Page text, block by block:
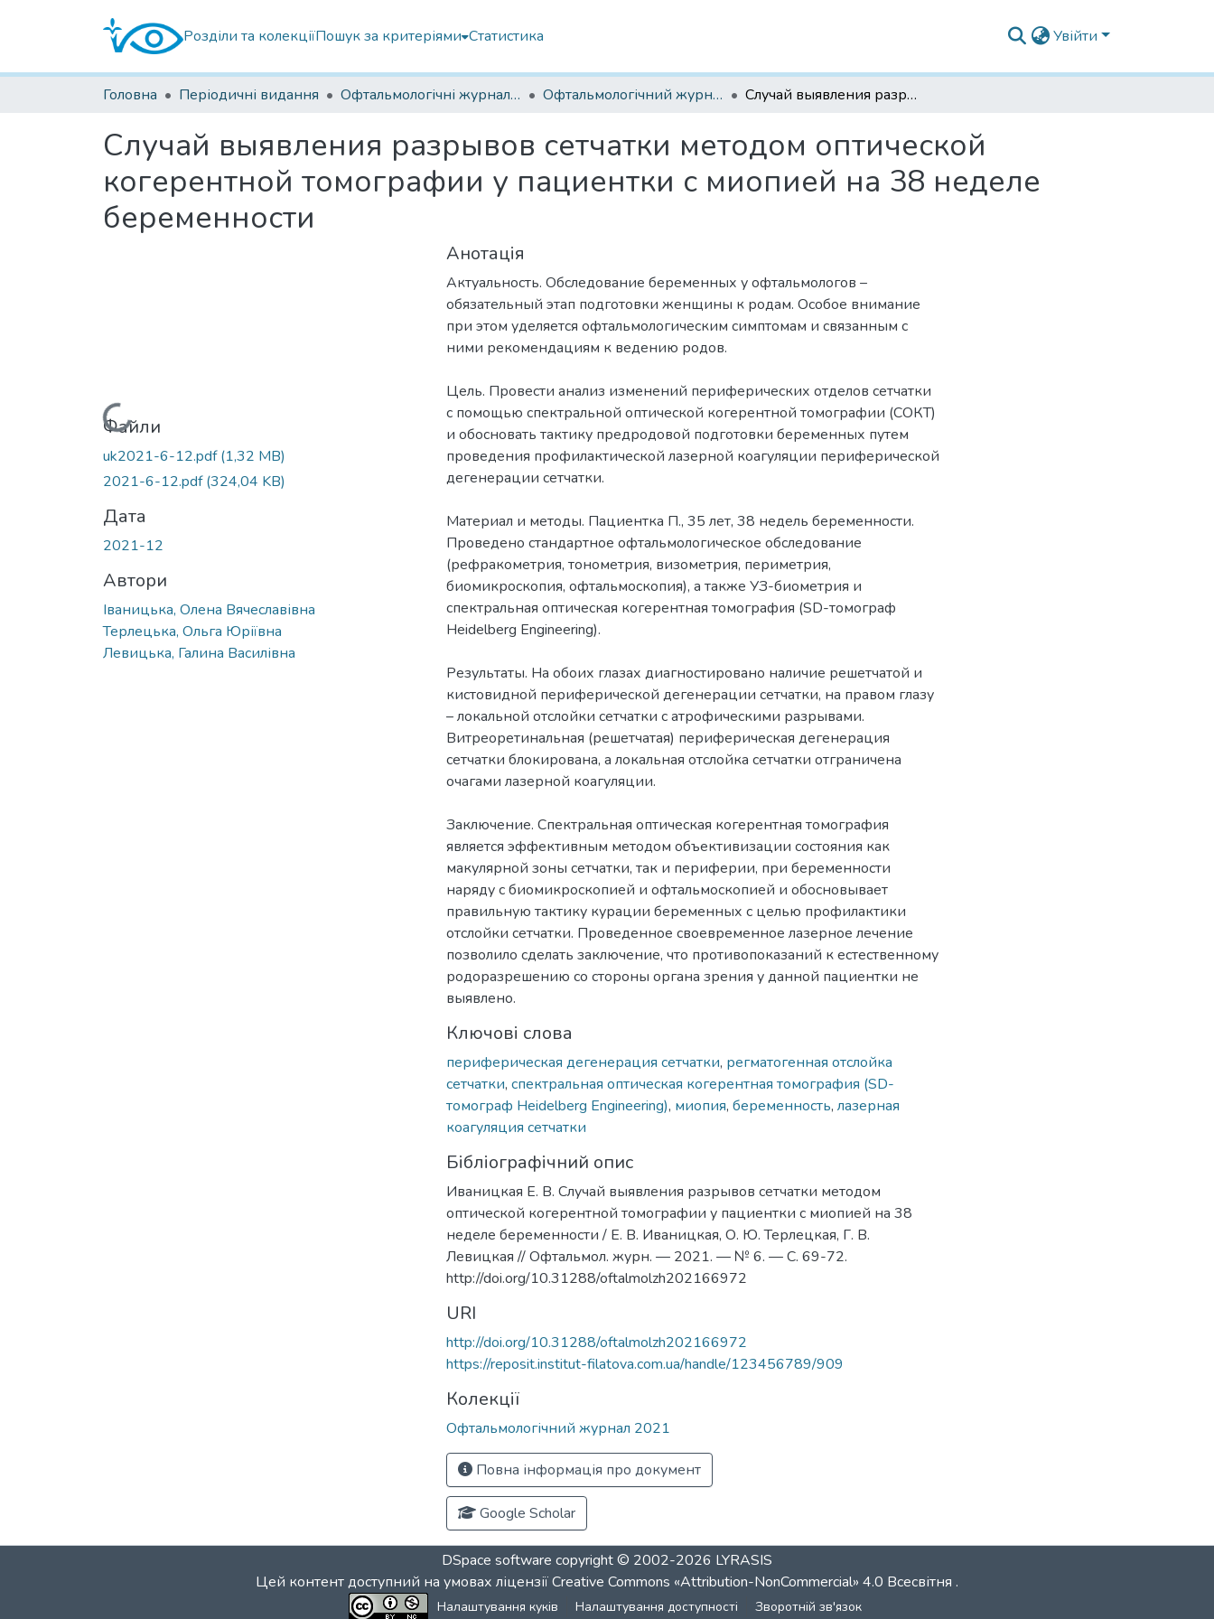
Розділи та колекціїПошук за критеріями Статистика Увійти
Головна Періодичні видання Офтальмологічні журнали українські Офтальмологічний журнал 2021 Случай выявления разрывов сетчатки методом оптической когерентной томографии у пациентки с миопией на 38 неделе беременности
Случай выявления разрывов сетчатки методом оптической
когерентной томографии у пациентки с миопией на 38 неделе
беременности
Вантажиться...
Файли
uk2021-6-12.pdf(1,32 MB)
2021-6-12.pdf(324,04 KB)
Дата
2021-12
Автори
Іваницька, Олена Вячеславівна
Терлецька, Ольга Юріївна
Левицька, Галина Василівна
Анотація
Актуальность. Обследование беременных у офтальмологов –
обязательный этап подготовки женщины к родам. Особое внимание
при этом уделяется офтальмологическим симптомам и связанным с
ними рекомендациям к ведению родов.
Цель. Провести анализ изменений периферических отделов сетчатки
с помощью спектральной оптической когерентной томографии (СОКТ)
и обосновать тактику предродовой подготовки беременных путем
проведения профилактической лазерной коагуляции периферической
дегенерации сетчатки.
Материал и методы. Пациентка П., 35 лет, 38 недель беременности.
Проведено стандартное офтальмологическое обследование
(рефракометрия, тонометрия, визометрия, периметрия,
биомикроскопия, офтальмоскопия), а также УЗ-биометрия и
спектральная оптическая когерентная томография (SD-томограф
Heidelberg Engineering).
Результаты. На обоих глазах диагностировано наличие решетчатой и
кистовидной периферической дегенерации сетчатки, на правом глазу
– локальной отслойки сетчатки с атрофическими разрывами.
Витреоретинальная (решетчатая) периферическая дегенерация
сетчатки блокирована, а локальная отслойка сетчатки отграничена
очагами лазерной коагуляции.
Заключение. Cпектральная оптическая когерентная томография
является эффективным методом объективизации состояния как
макулярной зоны сетчатки, так и периферии, при беременности
наряду с биомикроскопией и офтальмоскопией и обосновывает
правильную тактику курации беременных с целью профилактики
отслойки сетчатки. Проведенное своевременное лазерное лечение
позволило сделать заключение, что противопоказаний к естественному
родоразрешению со стороны органа зрения у данной пациентки не
выявлено.
Ключові слова
периферическая дегенерация сетчатки, регматогенная отслойка
сетчатки, спектральная оптическая когерентная томография (SD-
томограф Heidelberg Engineering), миопия, беременность, лазерная
коагуляция сетчатки
Бібліографічний опис
Иваницкая Е. В. Случай выявления разрывов сетчатки методом
оптической когерентной томографии у пациентки с миопией на 38
неделе беременности / Е. В. Иваницкая, О. Ю. Терлецкая, Г. В.
Левицкая // Офтальмол. журн. — 2021. — № 6. — С. 69-72.
http://doi.org/10.31288/oftalmolzh202166972
URI
http://doi.org/10.31288/oftalmolzh202166972
https://reposit.institut-filatova.com.ua/handle/123456789/909
Колекції
Офтальмологічний журнал 2021
Повна інформація про документ
Google Scholar
DSpace software copyright © 2002-2026 LYRASIS
Цей контент доступний на умовах ліцензіїCreative Commons «Attribution-NonCommercial» 4.0 Всесвітня .
Налаштування куків Налаштування доступності Зворотній зв'язок